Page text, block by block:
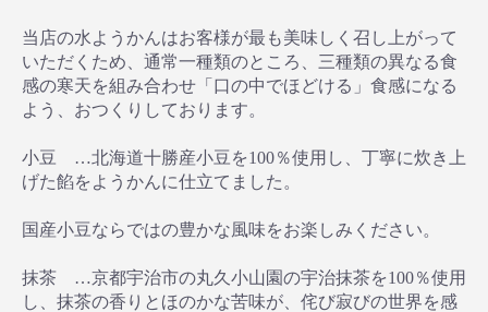
当店の水ようかんはお客様が最も美味しく召し上がって
いただくため、通常一種類のところ、三種類の異なる食
感の寒天を組み合わせ「口の中でほどける」食感になる
よう、おつくりしております。
小豆 …北海道十勝産小豆を100％使用し、丁寧に炊き上
げた餡をようかんに仕立てました。
国産小豆ならではの豊かな風味をお楽しみください。
抹茶 …京都宇治市の丸久小山園の宇治抹茶を100％使用
し、抹茶の香りとほのかな苦味が、侘び寂びの世界を感